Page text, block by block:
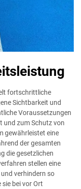
fortschrittliche
Sichtbarkeit und
Voraussetzungen
und zum Schutz von
gewährleistet eine
der gesamten
die gesetzlichen
stellen eine
verhindern so
bei vor Ort